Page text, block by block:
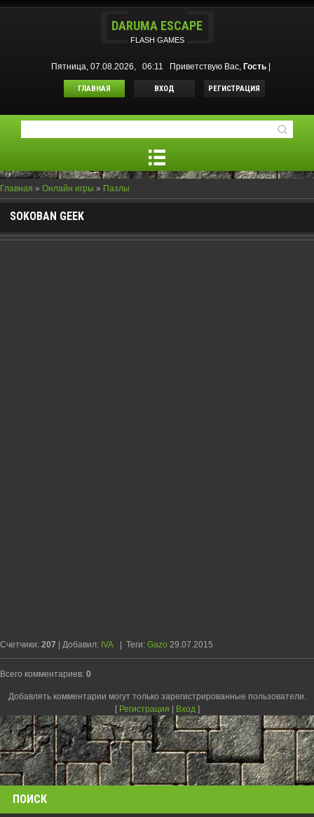
DARUMA ESCAPE
FLASH GAMES
Пятница, 07.08.2026, 06:11 Приветствую Вас, Гость|
ГЛАВНАЯ ВХОД РЕГИСТРАЦИЯ
Главная » Онлайн игры » Пазлы
SOKOBAN GEEK
Счетчики: 207 Добавил: IVA Теги: Gazo 29.07.2015
Всего комментариев: 0
Добавлять комментарии могут только зарегистрированные пользователи.
[ Регистрация Вход]
ПОИСК